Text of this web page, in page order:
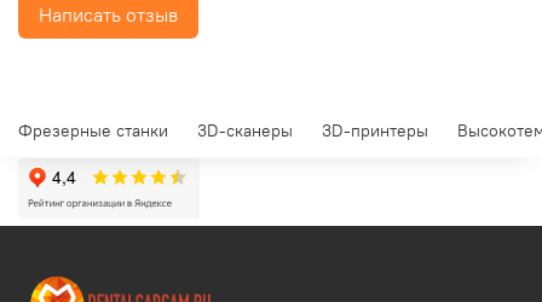
Написать отзыв
Фрезерные станки 3D-сканеры 3D-принтеры